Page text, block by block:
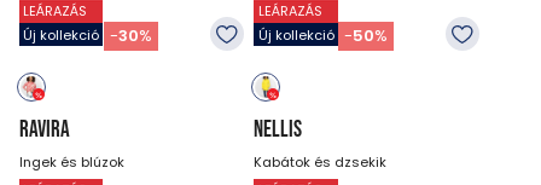
10 990Ft
7 690Ft -30%
13 990Ft
6 990Ft -50%
LEÁRAZÁS
Új kollekció
RAVIRA
Ingek és blúzok
LEÁRAZÁS
Új kollekció
NELLIS
Kabátok és dzsekik